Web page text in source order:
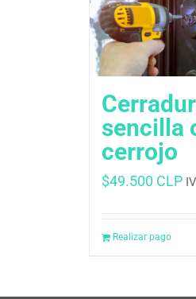
sencilla
cerrojo
$49.500 CLP
Realizar pago